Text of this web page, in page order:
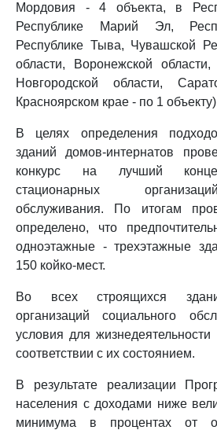
Мордовия - 4 объекта, в
Республике Марий Эл,
Республике Тыва, Чувашской
области, Воронежской области,
Новгородской области,
Красноярском крае - по 1
В целях определения
зданий домов-интернатов
конкурс на лучший
стационарных
обслуживания. По итогам
определено, что
одноэтажные - трехэтажные
150 койко-мест.
Во всех строящихся
организаций социального
условия для
соответствии с их состоянием.
В результате реализации
населения с доходами ниже
минимума в процентах от